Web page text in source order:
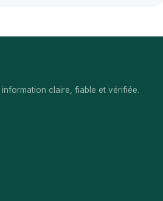
claire, fiable et vérifiée.